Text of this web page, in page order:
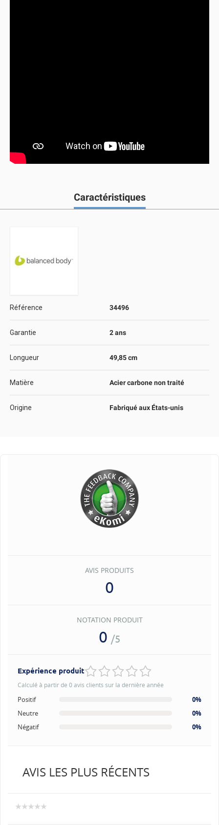
Caractéristiques
Référence 34496
Garantie 2 ans
Longueur 49,85 cm
Matière Acier carbone non traité
Origine Fabriqué aux États-unis
AVIS PRODUITS
0
NOTATION PRODUIT
0 /5
Expérience produit
Calculé à partir de 0 avis clients sur la dernière année
Positif
0%
Neutre
0%
Négatif
0%
AVIS LES PLUS RÉCENTS